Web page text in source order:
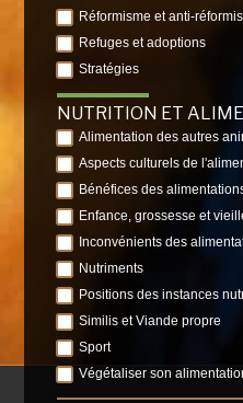
Réformisme et anti-
Refuges et adoptions
Stratégies
NUTRITION ET
Alimentation des autres
Aspects culturels de
Bénéfices des
Enfance, grossesse et
Inconvénients des
Nutriments
Positions des instances
Similis et Viande propre
Sport
Végétaliser son